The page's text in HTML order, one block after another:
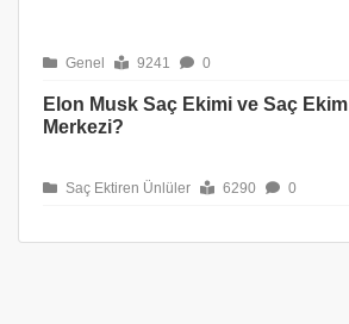
Genel 9241 0
Elon Musk Saç Ekimi ve Saç Ekim
Merkezi?
Saç Ektiren Ünlüler 6290 0